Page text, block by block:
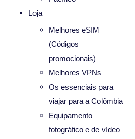
Loja
Melhores eSIM
(Códigos
promocionais)
Melhores VPNs
Os essenciais para
viajar para a Colômbia
Equipamento
fotográfico e de vídeo